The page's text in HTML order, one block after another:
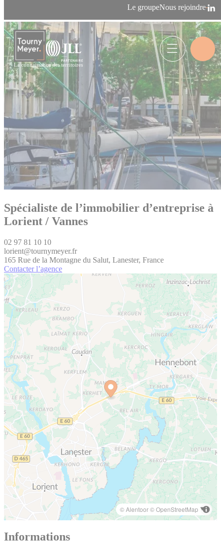
Le groupeNous rejoindre
La connaissance des territoires
Spécialiste de l’immobilier d’entreprise à
Spécialiste de l’immobilier d’entreprise à
Lorient / Vannes
02 97 81 10 10
lorient@tournymeyer.fr
165 Rue de la Montagne du Salut, Lanester, France
Contacter l’agence
© Alentoor© OpenStreetMap
Informations